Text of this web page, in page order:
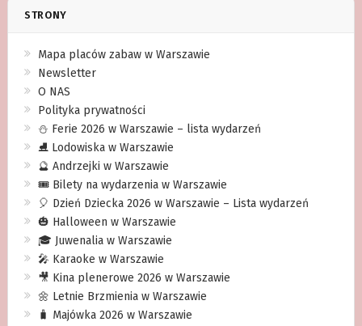
STRONY
Mapa placów zabaw w Warszawie
Newsletter
O NAS
Polityka prywatności
⛄️ Ferie 2026 w Warszawie – lista wydarzeń
⛸ Lodowiska w Warszawie
🔮 Andrzejki w Warszawie
🎟️ Bilety na wydarzenia w Warszawie
🎈 Dzień Dziecka 2026 w Warszawie – Lista wydarzeń
🎃 Halloween w Warszawie
🎓 Juwenalia w Warszawie
🎤 Karaoke w Warszawie
🎥 Kina plenerowe 2026 w Warszawie
🌼 Letnie Brzmienia w Warszawie
🧳 Majówka 2026 w Warszawie